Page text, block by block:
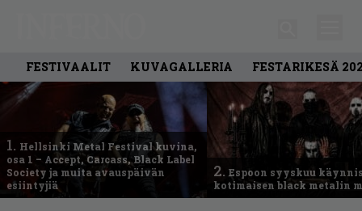
FESTIVAALIT KUVAGALLERIA FESTARIKESÄ
1. Hellsinki Metal Festival kuvina,
osa 1 – Accept, Carcass, Black Label
Society ja muita avauspäivän
esiintyjiä
2. Espoon syyskuu
kotimaisen black metalin